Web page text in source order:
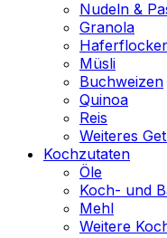
Nudeln &
Granola
Müsli
Buchweizen
Quinoa
Reis
Weiteres
Kochzutaten
Öle
Koch- und
Mehl
Weitere